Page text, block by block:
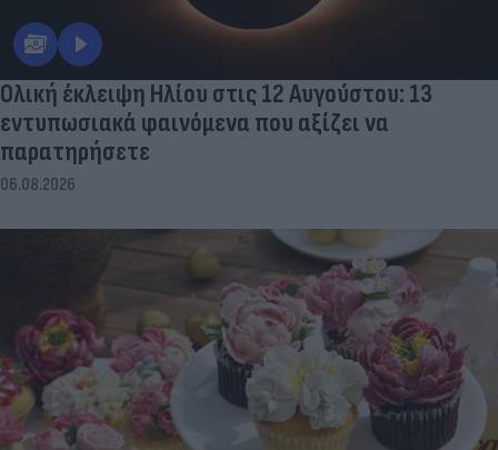
Ολική έκλειψη Ηλίου στις 12 Αυγούστου: 13
εντυπωσιακά φαινόμενα που αξίζει να
παρατηρήσετε
06.08.2026